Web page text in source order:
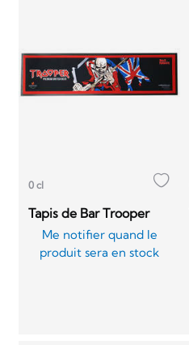
0 cl
Tapis de Bar Trooper
Me notifier quand le
produit sera en stock